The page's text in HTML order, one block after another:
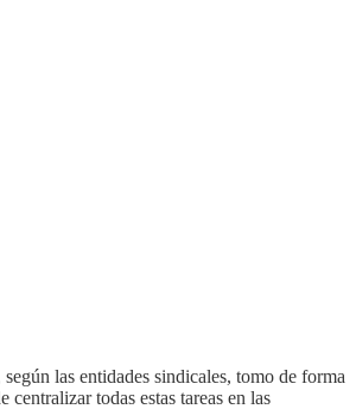
las entidades sindicales, tomo de forma
centralizar todas estas tareas en las